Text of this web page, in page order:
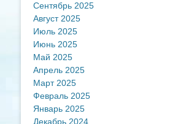
Сентябрь 2025
Август 2025
Июль 2025
Июнь 2025
Май 2025
Апрель 2025
Март 2025
Февраль 2025
Январь 2025
Декабрь 2024